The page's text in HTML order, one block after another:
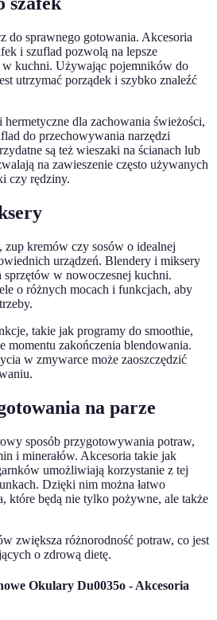
do sprawnego gotowania. Akcesoria
i szuflad pozwolą na lepsze
w kuchni. Używając pojemników do
utrzymać porządek i szybko znaleźć
dla zachowania świeżości,
do przechowywania narzędzi
są też wieszaki na ścianach lub
na zawieszenie często używanych
czy rędziny.
kremów czy sosów o idealnej
urządzeń. Blendery i miksery
sprzętów w nowoczesnej kuchni.
o różnych mocach i funkcjach, aby
takie jak programy do smoothie,
momentu zakończenia blendowania.
w zmywarce może zaoszczędzić
na parze
sposób przygotowywania potraw,
i minerałów. Akcesoria takie jak
umożliwiają korzystanie z tej
Dzięki nim można łatwo
które będą nie tylko pożywne, ale także
zwiększa różnorodność potraw, co jest
o zdrową dietę.
Okulary Du0035o - Akcesoria